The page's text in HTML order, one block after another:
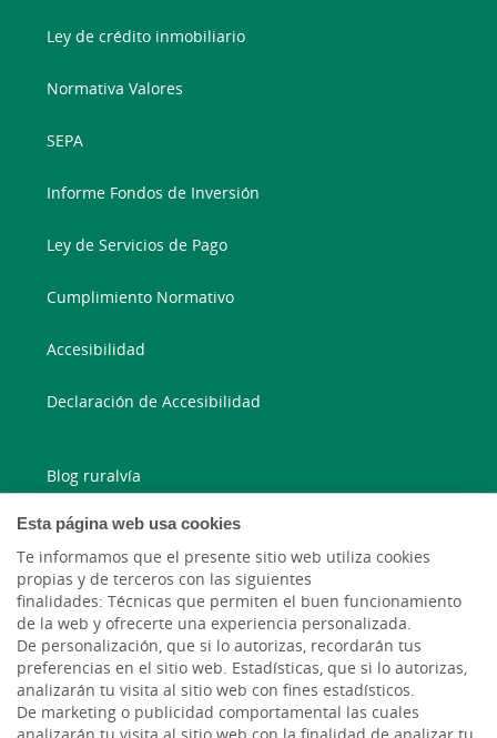
Esta página web usa cookies
Te informamos que el presente sitio web utiliza cookies
propias y de terceros con las siguientes
finalidades: Técnicas que permiten el buen funcionamiento
de la web y ofrecerte una experiencia personalizada.
De personalización, que si lo autorizas, recordarán tus
preferencias en el sitio web. Estadísticas, que si lo autorizas,
analizarán tu visita al sitio web con fines estadísticos.
De marketing o publicidad comportamental las cuales
Ley de crédito inmobiliario
Normativa Valores
SEPA
Informe Fondos de Inversión
Ley de Servicios de Pago
Cumplimiento Normativo
Accesibilidad
Declaración de Accesibilidad
Blog ruralvía
Blog Joven In
Facebook
Twitter